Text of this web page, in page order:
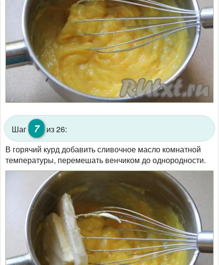
Шаг 7
из 26:
В горячий курд добавить сливочное масло комнатной
температуры, перемешать венчиком до однородности.